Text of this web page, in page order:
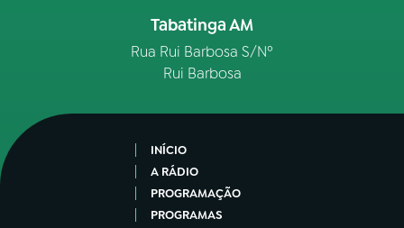
Tabatinga AM
Rua Rui Barbosa S/Nº
Rui Barbosa
INÍCIO
A RÁDIO
PROGRAMAÇÃO
PROGRAMAS